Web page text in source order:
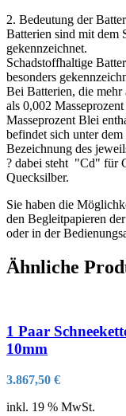
2. Bedeutung der
Batterien sind mit dem
gekennzeichnet.
Schadstoffhaltige
besonders
Bei Batterien, die mehr
als 0,002
Masseprozent Blei
befindet sich unter
Bezeichnung des
? dabei steht "Cd" für
Quecksilber.
Sie haben die
den Begleitpapieren
oder in der
Ähnliche
1 Paar
10mm
3.867,50 €
inkl. 19 % MwSt.